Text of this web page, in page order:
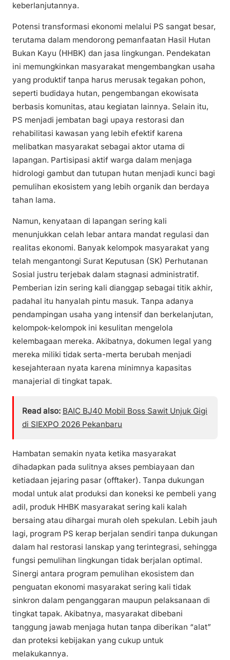
keberlanjutannya.
Potensi transformasi ekonomi melalui PS sangat besar,
terutama dalam mendorong pemanfaatan Hasil Hutan
Bukan Kayu (HHBK) dan jasa lingkungan. Pendekatan
ini memungkinkan masyarakat mengembangkan usaha
yang produktif tanpa harus merusak tegakan pohon,
seperti budidaya hutan, pengembangan ekowisata
berbasis komunitas, atau kegiatan lainnya. Selain itu,
PS menjadi jembatan bagi upaya restorasi dan
rehabilitasi kawasan yang lebih efektif karena
melibatkan masyarakat sebagai aktor utama di
lapangan. Partisipasi aktif warga dalam menjaga
hidrologi gambut dan tutupan hutan menjadi kunci bagi
pemulihan ekosistem yang lebih organik dan berdaya
tahan lama.
Namun, kenyataan di lapangan sering kali
menunjukkan celah lebar antara mandat regulasi dan
realitas ekonomi. Banyak kelompok masyarakat yang
telah mengantongi Surat Keputusan (SK) Perhutanan
Sosial justru terjebak dalam stagnasi administratif.
Pemberian izin sering kali dianggap sebagai titik akhir,
padahal itu hanyalah pintu masuk. Tanpa adanya
pendampingan usaha yang intensif dan berkelanjutan,
kelompok-kelompok ini kesulitan mengelola
kelembagaan mereka. Akibatnya, dokumen legal yang
mereka miliki tidak serta-merta berubah menjadi
kesejahteraan nyata karena minimnya kapasitas
manajerial di tingkat tapak.
Read also: BAIC BJ40 Mobil Boss Sawit Unjuk Gigi
di SIEXPO 2026 Pekanbaru
Hambatan semakin nyata ketika masyarakat
dihadapkan pada sulitnya akses pembiayaan dan
ketiadaan jejaring pasar (offtaker). Tanpa dukungan
modal untuk alat produksi dan koneksi ke pembeli yang
adil, produk HHBK masyarakat sering kali kalah
bersaing atau dihargai murah oleh spekulan. Lebih jauh
lagi, program PS kerap berjalan sendiri tanpa dukungan
dalam hal restorasi lanskap yang terintegrasi, sehingga
fungsi pemulihan lingkungan tidak berjalan optimal.
Sinergi antara program pemulihan ekosistem dan
penguatan ekonomi masyarakat sering kali tidak
sinkron dalam penganggaran maupun pelaksanaan di
tingkat tapak. Akibatnya, masyarakat dibebani
tanggung jawab menjaga hutan tanpa diberikan “alat”
dan proteksi kebijakan yang cukup untuk
melakukannya.